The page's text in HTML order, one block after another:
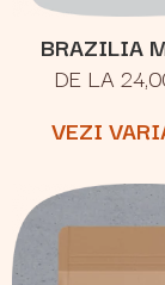
BRAZILIA
DE LA
VEZI